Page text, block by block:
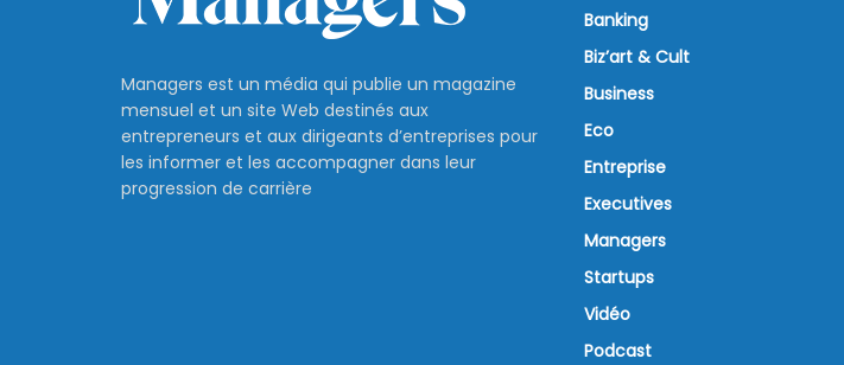
Managers est un média qui publie un magazine
mensuel et un site Web destinés aux
entrepreneurs et aux dirigeants d’entreprises pour
les informer et les accompagner dans leur
progression de carrière
Banking
Biz’art & Cult
Business
Eco
Entreprise
Executives
Managers
Startups
Vidéo
Podcast